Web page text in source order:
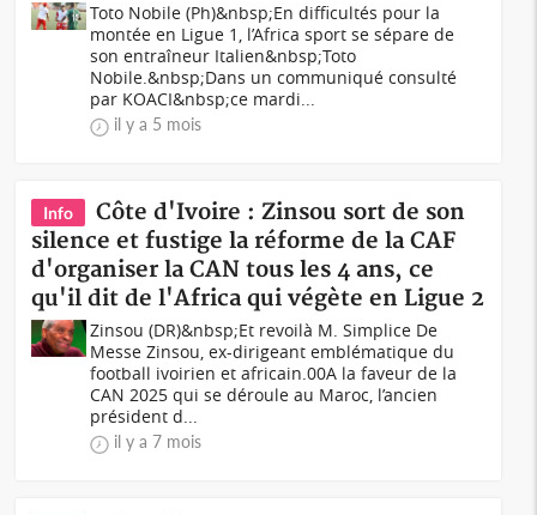
Toto Nobile (Ph)&nbsp;En difficultés pour la
montée en Ligue 1, l’Africa sport se sépare de
son entraîneur Italien&nbsp;Toto
Nobile.&nbsp;Dans un communiqué consulté
par KOACI&nbsp;ce mardi...
il y a 5 mois
Info
Côte d'Ivoire : Zinsou sort de son
silence et fustige la réforme de la CAF
d'organiser la CAN tous les 4 ans, ce
qu'il dit de l'Africa qui végète en Ligue 2
Zinsou (DR)&nbsp;Et revoilà M. Simplice De
Messe Zinsou, ex-dirigeant emblématique du
football ivoirien et africain.00A la faveur de la
CAN 2025 qui se déroule au Maroc, l’ancien
président d...
il y a 7 mois